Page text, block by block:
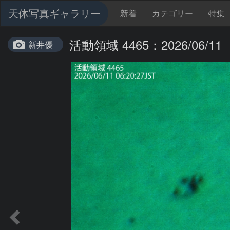
天体写真ギャラリー 新着 カテゴリー 特集
新井優 活動領域 4465：2026/06/11